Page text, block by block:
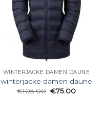
WINTERJACKE DAMEN DAUNE
winterjacke damen daune
€105.00 €75.00